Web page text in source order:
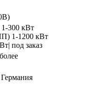
300 кВт
1-1200 кВт
под заказ
Германия